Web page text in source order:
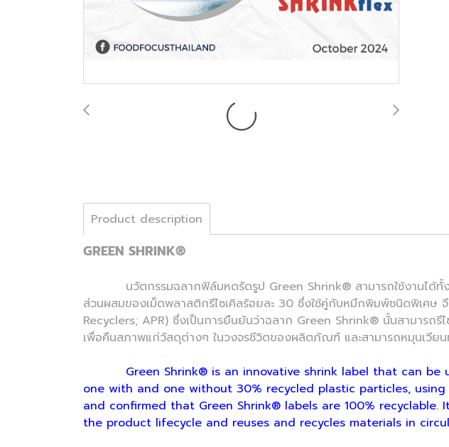
Product description
GREEN SHRINK®
นวัตกรรมฉลากฟิล์มหดรัดรูป Green Shrink® สามารถใช้งานได้ทั้งก
ส่วนผสมของเม็ดพลาสติกรีไซเคิลร้อยละ 30 ซึ่งใช้คู่กับหมึกพิมพ์ชนิดพิเศ
Recyclers; APR) ซึ่งเป็นการยืนยันว่าฉลาก Green Shrink® นั้นสามารถ
เพื่อคืนสภาพแก่วัสดุต่างๆ ในวงจรชีวิตของผลิตภัณฑ์ และสามารถหมุนเวีย
Green Shrink® is an innovative shrink label that can
one with and one without 30% recycled plastic particles, using
and confirmed that Green Shrink® labels are 100%
the product lifecycle and reuses and recycles materials in